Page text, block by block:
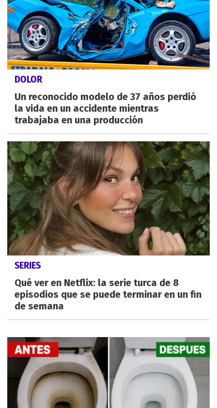
DOLOR
Un reconocido modelo de 37 años perdió
la vida en un accidente mientras
trabajaba en una producción
SERIES
Qué ver en Netflix: la serie turca de 8
episodios que se puede terminar en un fin
de semana